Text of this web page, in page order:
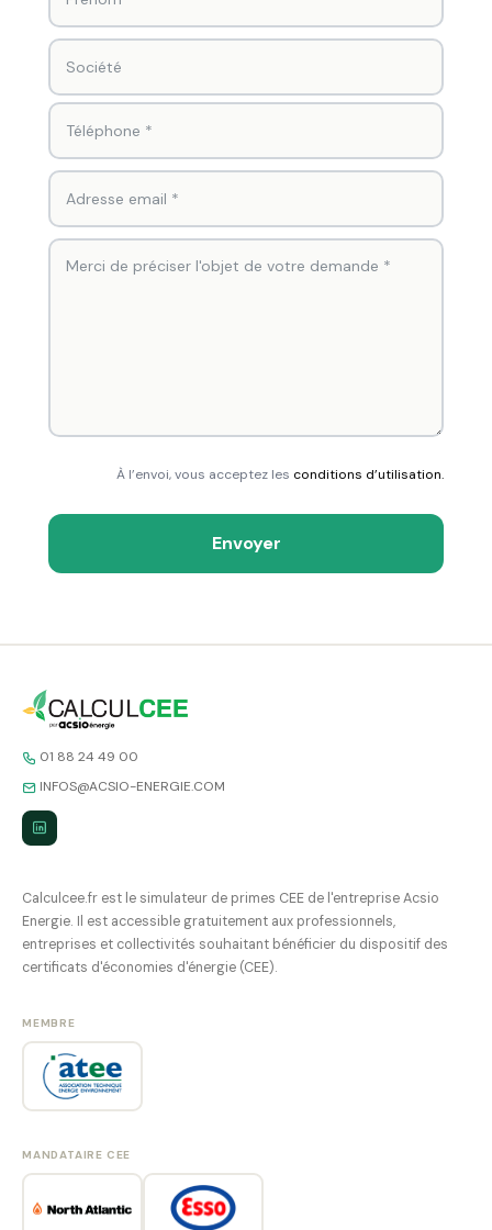
À l’envoi, vous acceptez les conditions d’utilisation.
Envoyer
01 88 24 49 00
INFOS@ACSIO-ENERGIE.COM
Calculcee.fr est le simulateur de primes CEE de l'entreprise Acsio
Energie. Il est accessible gratuitement aux professionnels,
entreprises et collectivités souhaitant bénéficier du dispositif des
certificats d'économies d'énergie (CEE).
MEMBRE
MANDATAIRE CEE